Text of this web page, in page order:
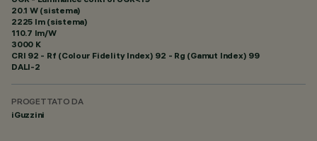
20.1 W (sistema)
2225 lm (sistema)
110.7 lm/W
3000 K
CRI 92 - Rf (Colour Fidelity Index) 92 - Rg (Gamut Index) 99
DALI-2
PROGETTATO DA
iGuzzini